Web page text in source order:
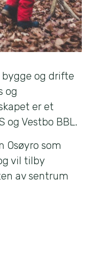
bygge og drifte
og
er et
og Vestbo BBL.
Osøyro som
vil tilby
av sentrum